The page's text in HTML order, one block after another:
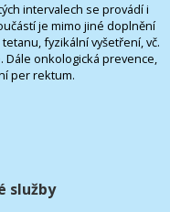
intervalech se provádí i
je mimo jiné doplnění
fyzikální vyšetření, vč.
onkologická prevence,
per rektum.
služby